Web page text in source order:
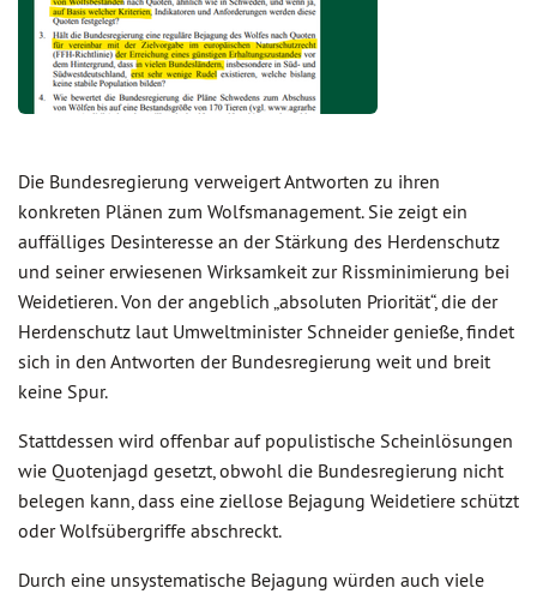
Die Bundesregierung verweigert Antworten zu ihren
konkreten Plänen zum Wolfsmanagement. Sie zeigt ein
auffälliges Desinteresse an der Stärkung des Herdenschutz
und seiner erwiesenen Wirksamkeit zur Rissminimierung bei
Weidetieren. Von der angeblich „absoluten Priorität“, die der
Herdenschutz laut Umweltminister Schneider genieße, findet
sich in den Antworten der Bundesregierung weit und breit
keine Spur.
Stattdessen wird offenbar auf populistische Scheinlösungen
wie Quotenjagd gesetzt, obwohl die Bundesregierung nicht
belegen kann, dass eine ziellose Bejagung Weidetiere schützt
oder Wolfsübergriffe abschreckt.
Durch eine unsystematische Bejagung würden auch viele